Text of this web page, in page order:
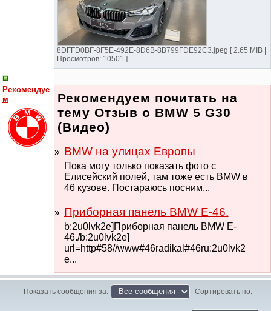
8DFFD0BF-8F5E-492E-8D6B-8B799FDE92C3.jpeg [ 2.65 MIB |
Просмотров: 10501 ]
Рекомендуе
м
Рекомендуем почитать на
тему Отзыв о BMW 5 G30
(Видео)
BMW на улицах Европы
Пока могу только показать фото с
Елисейский полей, там тоже есть BMW в
46 кузове. Постараюсь посним...
Приборная панель BMW E-46.
b:2u0lvk2e]Приборная панель BMW E-
46./b:2u0lvk2e]
url=http#58//www#46radikal#46ru:2u0lvk2
e...
Показать сообщения за: Сортировать по: